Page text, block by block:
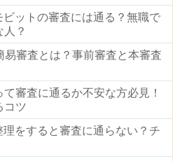
ットの審査には通る？無職で
？
審査とは？事前審査と本審査
審査に通るか不安な方必見！
コツ
をすると審査に通らない？チ